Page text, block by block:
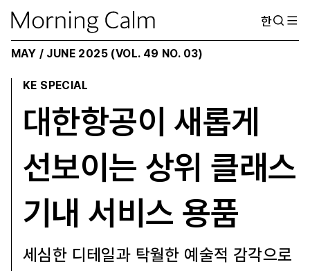
한
MAY / JUNE 2025 (VOL. 49 NO. 03)
KE SPECIAL
대한항공이 새롭게
선보이는 상위 클래스
기내 서비스 용품
세심한 디테일과 탁월한 예술적 감각으로